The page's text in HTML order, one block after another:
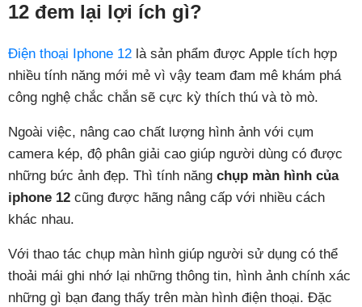
12 đem lại lợi ích gì?
Điện thoại Iphone 12 là sản phẩm được Apple tích hợp
nhiều tính năng mới mẻ vì vậy team đam mê khám phá
công nghệ chắc chắn sẽ cực kỳ thích thú và tò mò.
Ngoài việc, nâng cao chất lượng hình ảnh với cụm
camera kép, độ phân giải cao giúp người dùng có được
những bức ảnh đẹp. Thì tính năng chụp màn hình của
iphone 12 cũng được hãng nâng cấp với nhiều cách
khác nhau.
Với thao tác chụp màn hình giúp người sử dụng có thể
thoải mái ghi nhớ lại những thông tin, hình ảnh chính xác
những gì bạn đang thấy trên màn hình điện thoại. Đặc